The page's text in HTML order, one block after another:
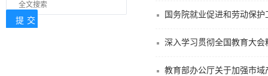
国务院就业促进和劳动保
深入学习贯彻全国教育大
教育部办公厅关于加强市